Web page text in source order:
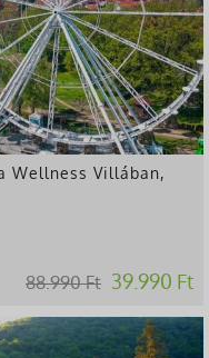
Wellness Villában,
88.990 Ft 39.990 Ft